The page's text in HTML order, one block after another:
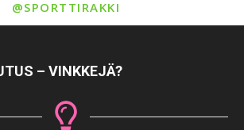
@SPORTTIRAKKI
– VINKKEJÄ?